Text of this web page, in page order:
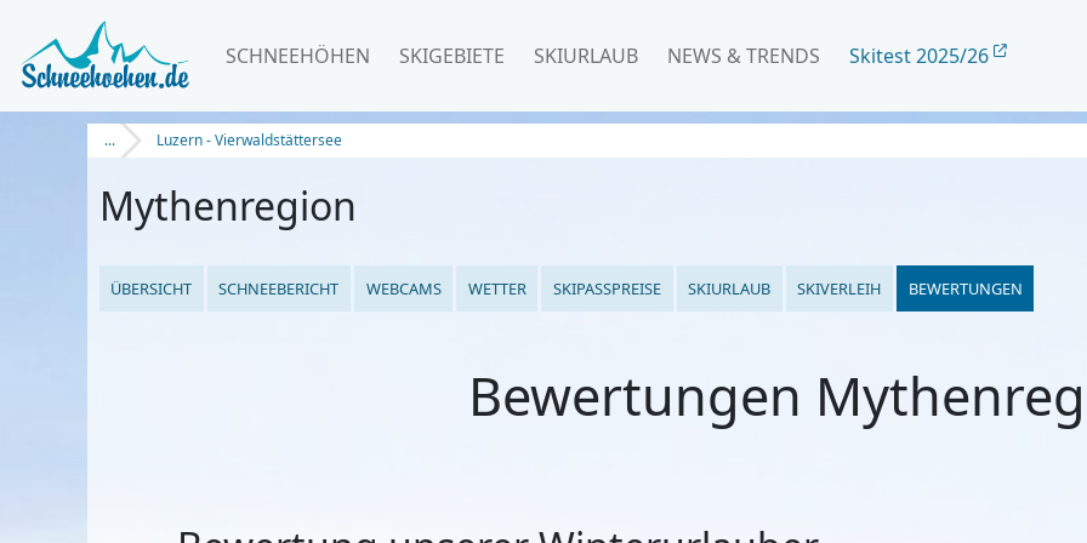
SCHNEEHÖHEN SKIGEBIETE SKIURLAUB NEWS & TRENDS Skitest 2025/26
... Luzern - Vierwaldstättersee
Mythenregion
ÜBERSICHT SCHNEEBERICHT WEBCAMS WETTER SKIPASSPREISE SKIURLAUB SKIVERLEIH BEWERTUNGEN
Bewertungen